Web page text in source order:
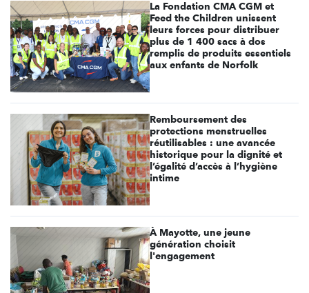
La Fondation CMA CGM et
Feed the Children unissent
leurs forces pour distribuer
plus de 1 400 sacs à dos
remplis de produits essentiels
aux enfants de Norfolk
Remboursement des
protections menstruelles
réutilisables : une avancée
historique pour la dignité et
l’égalité d’accès à l’hygiène
intime
À Mayotte, une jeune
génération choisit
l'engagement